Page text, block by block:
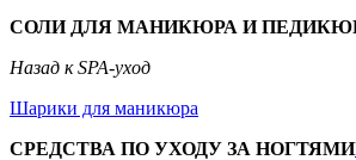
СОЛИ ДЛЯ МАНИКЮРА И
Назад к SPA-уход
Шарики для маникюра
СРЕДСТВА ПО УХОДУ ЗА НОГТЯМИ